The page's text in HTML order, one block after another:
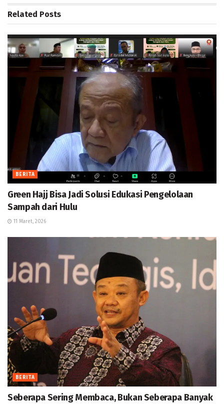
Related Posts
BERITA
Green Hajj Bisa Jadi Solusi Edukasi Pengelolaan
Sampah dari Hulu
11 Maret, 2026
BERITA
Seberapa Sering Membaca, Bukan Seberapa Banyak